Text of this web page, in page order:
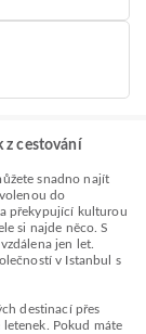
z cestování
snadno najít
do
překypující kulturou
si najde něco. S
jen let.
v Istanbul s
destinací přes
Pokud máte